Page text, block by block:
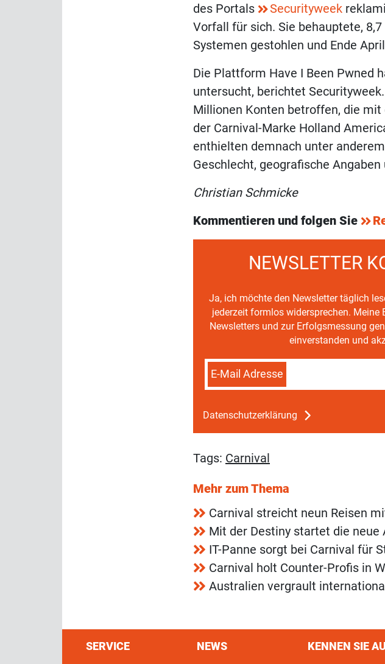
des Portals
Securityweek
Vorfall für sich. Sie behauptete,
Systemen gestohlen und Ende
Die Plattform Have I Been Pwned
untersucht, berichtet
Millionen Konten betroffen, die
der Carnival-Marke Holland
enthielten demnach unter
Geschlecht, geografische
Christian Schmicke
Kommentieren und folgen Sie
NEWSLETTER
Ja, ich möchte den Newsletter täglich
jederzeit formlos widersprechen.
Newsletters und zur Erfolgsmessung
einverstanden und
E-Mail Adresse
Datenschutzerklärung
Tags: Carnival
Mehr zum Thema
Carnival streicht neun Reisen
Mit der Destiny startet die neue
IT-Panne sorgt bei Carnival für
Carnival holt Counter-Profis in
Australien vergrault
SERVICE NEWS KENNEN SIE